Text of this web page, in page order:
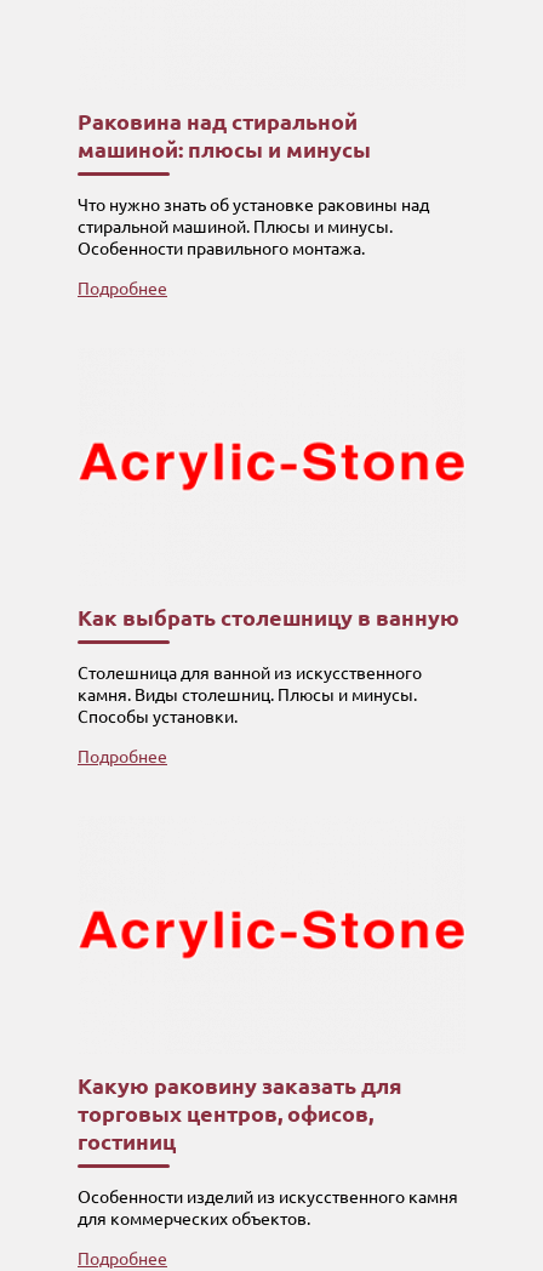
Раковина над стиральной
машиной: плюсы и минусы
Что нужно знать об установке раковины над
стиральной машиной. Плюсы и минусы.
Особенности правильного монтажа.
Подробнее
Как выбрать столешницу в ванную
Столешница для ванной из искусственного
камня. Виды столешниц. Плюсы и минусы.
Способы установки.
Подробнее
Какую раковину заказать для
торговых центров, офисов,
гостиниц
Особенности изделий из искусственного камня
для коммерческих объектов.
Подробнее